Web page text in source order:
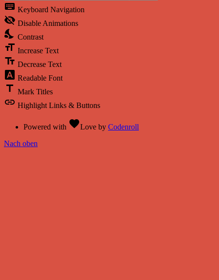
keyboard Keyboard Navigation
visibility_off Disable Animations
nights_stay Contrast
format_size Increase Text
text_fields Decrease Text
font_download Readable Font
title Mark Titles
link Highlight Links & Buttons
Powered with favoriteLove by Codenroll
Nach oben